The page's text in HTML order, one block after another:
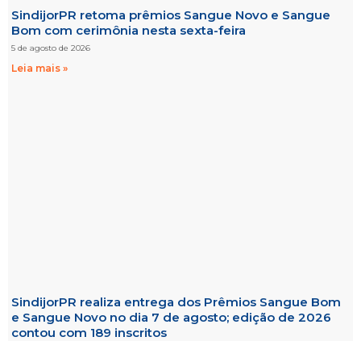
SindijorPR retoma prêmios Sangue Novo e Sangue
Bom com cerimônia nesta sexta-feira
5 de agosto de 2026
Leia mais »
SindijorPR realiza entrega dos Prêmios Sangue Bom
e Sangue Novo no dia 7 de agosto; edição de 2026
contou com 189 inscritos